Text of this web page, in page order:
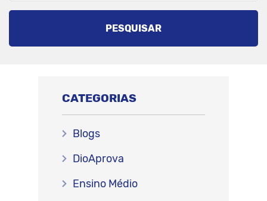
PESQUISAR
CATEGORIAS
Blogs
DioAprova
Ensino Médio